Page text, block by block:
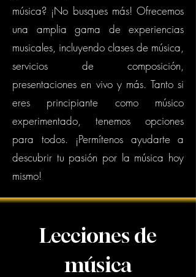
música? ¡No busques más! Ofrecemos
una amplia gama de experiencias
musicales, incluyendo clases de música,
servicios de composición,
presentaciones en vivo y más. Tanto si
eres principiante como músico
experimentado, tenemos opciones
para todos. ¡Permítenos ayudarte a
descubrir tu pasión por la música hoy
mismo!
Lecciones de
música